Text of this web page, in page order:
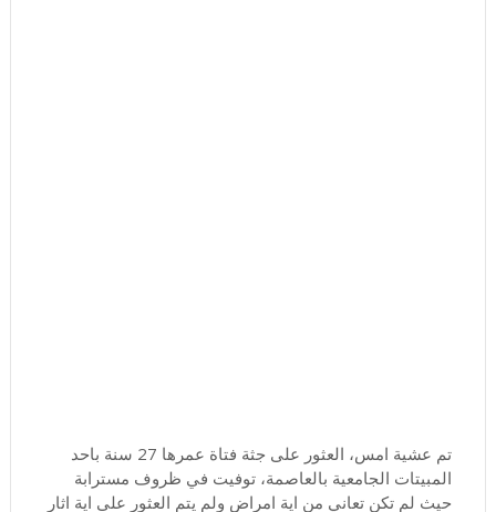
تم عشية امس، العثور على جثة فتاة عمرها 27 سنة باحد
المبيتات الجامعية بالعاصمة، توفيت في ظروف مسترابة
حيث لم تكن تعاني من اية امراض ولم يتم العثور على اية اثار